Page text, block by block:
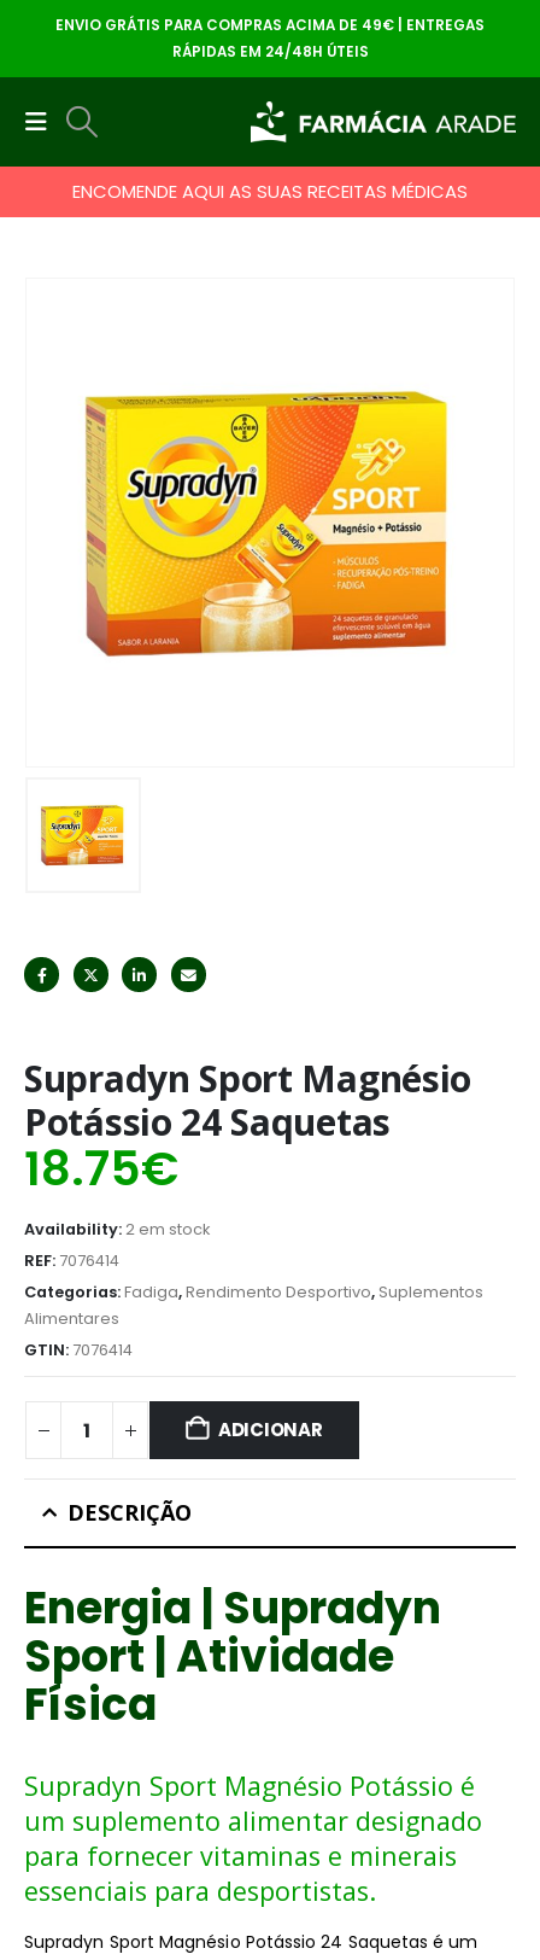
ENVIO GRÁTIS PARA COMPRAS ACIMA DE 49€ | ENTREGAS
RÁPIDAS EM 24/48H ÚTEIS
ENCOMENDE AQUI AS SUAS RECEITAS MÉDICAS
Supradyn Sport Magnésio
Potássio 24 Saquetas
18.75€
Availability:2 em stock
REF: 7076414
Categorias:Fadiga,Rendimento Desportivo, Suplementos
Alimentares
GTIN: 7076414
ADICIONAR
DESCRIÇÃO
Energia | Supradyn
Sport | Atividade
Física
Supradyn Sport Magnésio Potássio é
um suplemento alimentar designado
para fornecer vitaminas e minerais
essenciais para desportistas.
Supradyn Sport Magnésio Potássio 24 Saquetas é um